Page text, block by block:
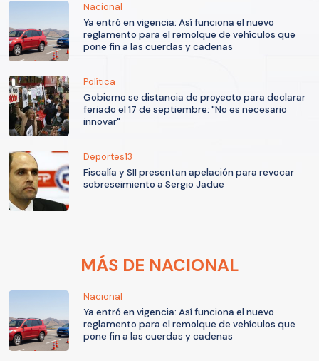
Nacional
Ya entró en vigencia: Así funciona el nuevo
reglamento para el remolque de vehículos que
pone fin a las cuerdas y cadenas
Política
Gobierno se distancia de proyecto para declarar
feriado el 17 de septiembre: "No es necesario
innovar"
Deportes13
Fiscalía y SII presentan apelación para revocar
sobreseimiento a Sergio Jadue
MÁS DE NACIONAL
Nacional
Ya entró en vigencia: Así funciona el nuevo
reglamento para el remolque de vehículos que
pone fin a las cuerdas y cadenas